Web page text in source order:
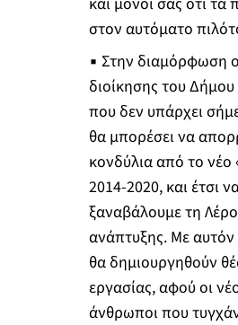
στον αυτόματο
▪ Στην διαμόρφωση
διοίκησης του Δήμου
που δεν υπάρχει
θα μπορέσει να
κονδύλια από το νέο
2014-2020, και έτσι
ξαναβάλουμε τη
ανάπτυξης. Με
θα δημιουργηθούν
εργασίας, αφού οι
άνθρωποι που